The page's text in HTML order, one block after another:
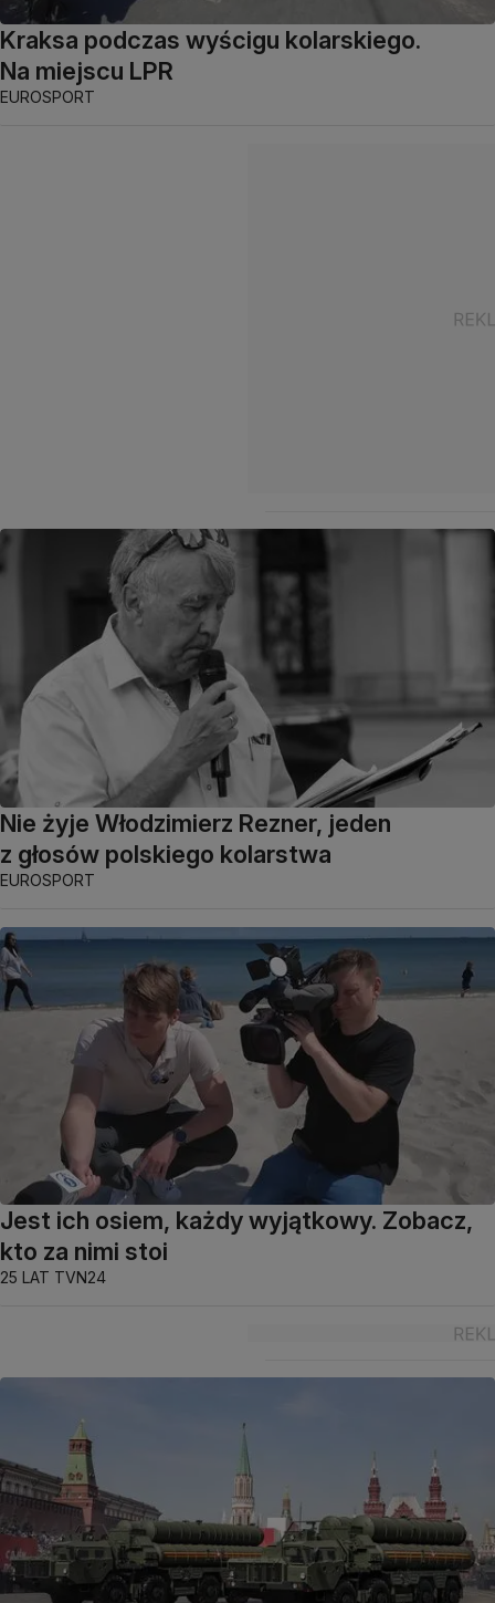
Kraksa podczas wyścigu kolarskiego.
Na miejscu LPR
EUROSPORT
Nie żyje Włodzimierz Rezner, jeden
z głosów polskiego kolarstwa
EUROSPORT
Jest ich osiem, każdy wyjątkowy. Zobacz,
kto za nimi stoi
25 LAT TVN24